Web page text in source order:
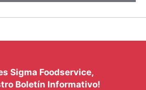
Sigma Foodservice,
Boletín Informativo!